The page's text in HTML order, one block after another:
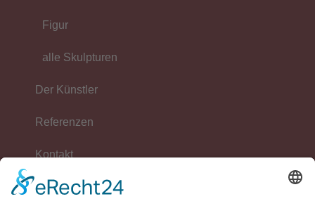
Figur
alle Skulpturen
Der Künstler
Referenzen
Kontakt
mehr über das Kunstatelier